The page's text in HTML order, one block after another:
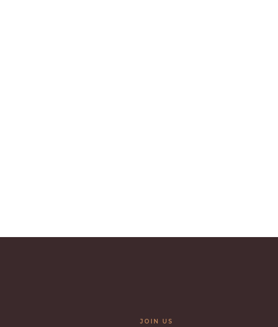
JOIN US